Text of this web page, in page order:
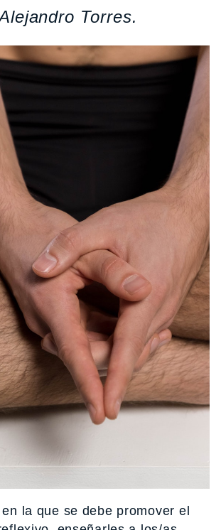
Torres.
la que se debe promover el